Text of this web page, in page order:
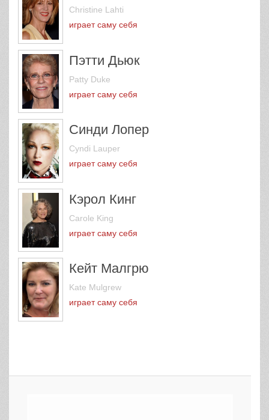
Christine Lahti
играет саму себя
Пэтти Дьюк
Patty Duke
играет саму себя
Синди Лопер
Cyndi Lauper
играет саму себя
Кэрол Кинг
Carole King
играет саму себя
Кейт Малгрю
Kate Mulgrew
играет саму себя